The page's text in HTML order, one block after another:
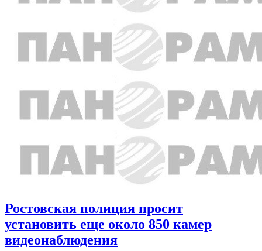
Ростовская полиция просит
установить еще около 850 камер
видеонаблюдения